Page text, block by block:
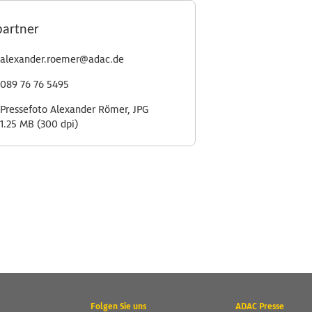
alexander.roemer@adac.de
089 76 76 5495
Pressefoto Alexander Römer, JPG
1.25 MB (300 dpi)
Folgen Sie uns ADAC Presse